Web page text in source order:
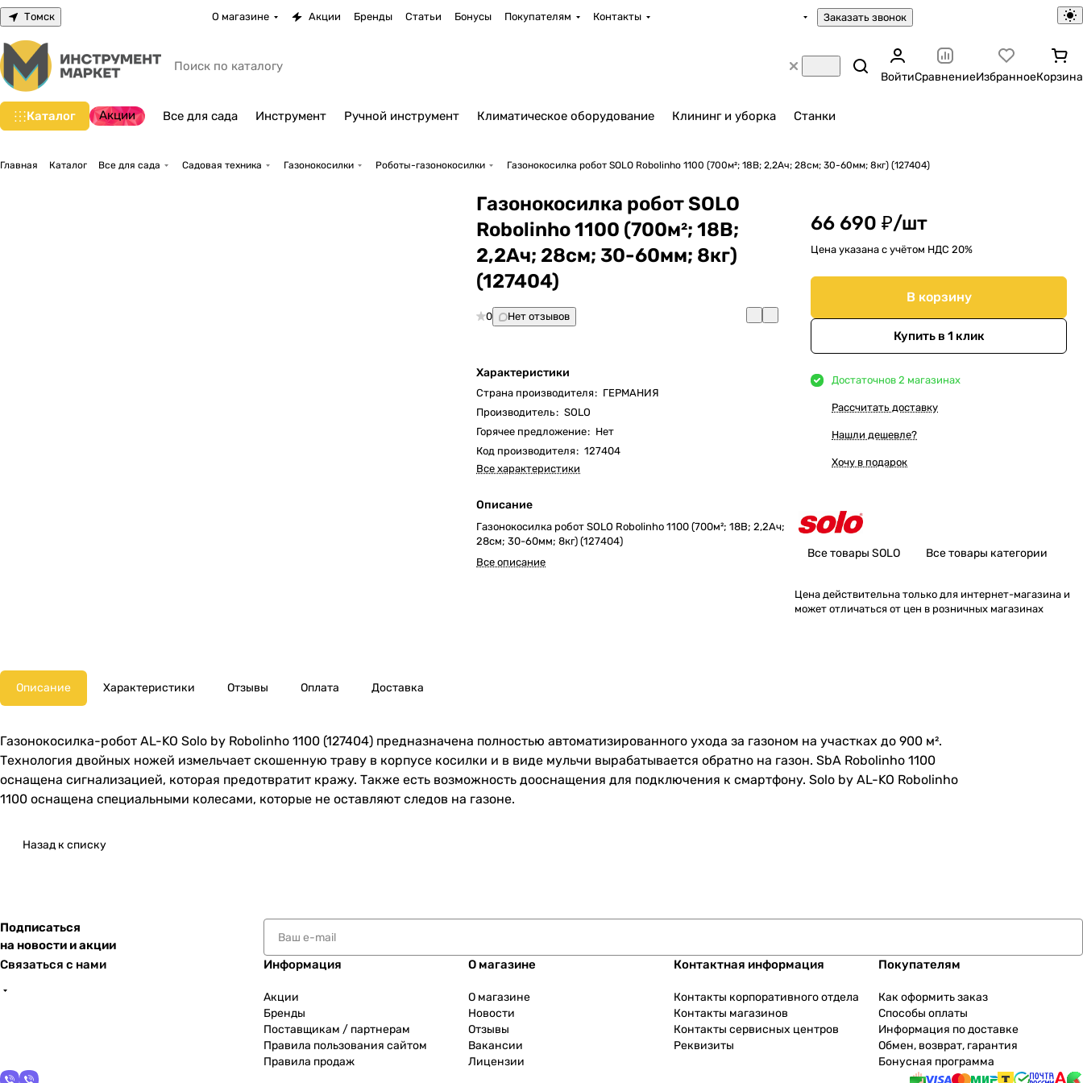
Томск О магазине Акции Бренды Статьи Бонусы Покупателям Контакты Заказать звонок
ВойтиСравнениеИзбранноеКорзина
Каталог Акции Все для сада Инструмент Ручной инструмент Климатическое оборудование Клининг и уборка Станки
Главная Каталог Все для сада Садовая техника Газонокосилки Роботы-газонокосилки Газонокосилка робот SOLO Robolinho 1100 (700м²; 18В; 2,2Ач; 28cм; 30-60мм; 8кг) (127404)
Газонокосилка робот SOLO
Robolinho 1100 (700м²; 18В;
2,2Ач; 28cм; 30-60мм; 8кг)
(127404)
0 Нет отзывов
Характеристики
Страна производителя: ГЕРМАНИЯ
Производитель: SOLO
Горячее предложение: Нет
Код производителя: 127404
Все характеристики
Описание
Газонокосилка робот SOLO Robolinho 1100 (700м²; 18В; 2,2Ач;
28cм; 30-60мм; 8кг) (127404)
Все описание
66 690 ₽/шт
Цена указана с учётом НДС 20%
В корзину
Купить в 1 клик
Достаточнов 2 магазинах
Рассчитать доставку
Нашли дешевле?
Хочу в подарок
Все товары SOLO Все товары категории
Цена действительна только для интернет-магазина и
может отличаться от цен в розничных магазинах
Описание Характеристики Отзывы Оплата Доставка
Газонокосилка-робот AL-KO Solo by Robolinho 1100 (127404) предназначена полностью автоматизированного ухода за газоном на участках до 900 м².
Технология двойных ножей измельчает скошенную траву в корпусе косилки и в виде мульчи вырабатывается обратно на газон. SbA Robolinho 1100
оснащена сигнализацией, которая предотвратит кражу. Также есть возможность дооснащения для подключения к смартфону. Solo by AL-KO Robolinho
1100 оснащена специальными колесами, которые не оставляют следов на газоне.
Назад к списку
Подписаться
на новости и акции
Связаться с нами
Информация
Акции
Бренды
Поставщикам / партнерам
Правила пользования сайтом
Правила продаж
О магазине
О магазине
Новости
Отзывы
Вакансии
Лицензии
Контактная информация
Контакты корпоративного отдела
Контакты магазинов
Контакты сервисных центров
Реквизиты
Покупателям
Как оформить заказ
Способы оплаты
Информация по доставке
Обмен, возврат, гарантия
Бонусная программа